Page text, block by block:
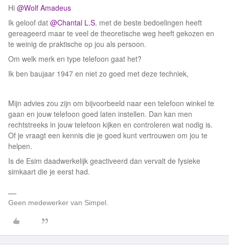
Hi ​ @Wolf Amadeus
Ik geloof dat ​ @Chantal L.S. met de beste bedoelingen heeft
gereageerd maar te veel de theoretische weg heeft gekozen en
te weinig de praktische op jou als persoon.
Om welk merk en type telefoon gaat het?
Ik ben baujaar 1947 en niet zo goed met deze techniek,
Mijn advies zou zijn om bijvoorbeeld naar een telefoon winkel te
gaan en jouw telefoon goed laten instellen. Dan kan men
rechtstreeks in jouw telefoon kijken en controleren wat nodig is.
Of je vraagt een kennis die je goed kunt vertrouwen om jou te
helpen.
Is de Esim daadwerkelijk geactiveerd dan vervalt de fysieke
simkaart die je eerst had.
Geen medewerker van Simpel.